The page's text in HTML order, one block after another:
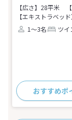
【広さ】28平米
【エキストラベッ
1～3名
ツイ
おすすめポ